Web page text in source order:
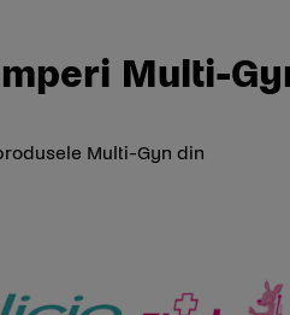
Multi-
Multi-Gyn din